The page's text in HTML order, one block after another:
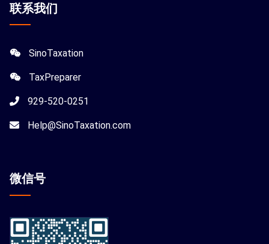
联系我们
SinoTaxation
TaxPreparer
929-520-0251
Help@SinoTaxation.com
微信号